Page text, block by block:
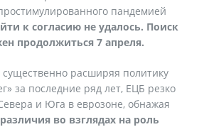
пандемией
к согласию не удалось. Поиск
продолжиться 7 апреля.
расширяя политику
за последние ряд лет, ЕЦБ резко
и Юга в еврозоне, обнажая
во взглядах на роль